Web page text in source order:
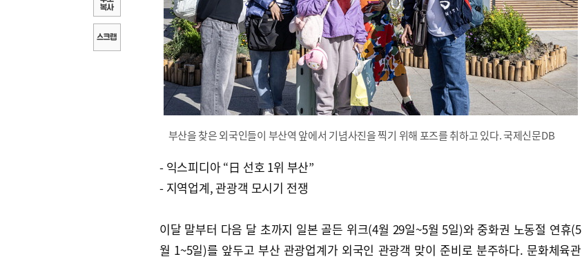
부산을 찾은 외국인들이 부산역 앞에서 기념사진을 찍기 위해 포즈를 취하고 있다. 국제신문DB
- 익스피디아 “日 선호 1위 부산”
- 지역업계, 관광객 모시기 전쟁
이달 말부터 다음 달 초까지 일본 골든 위크(4월 29일~5월 5일)와 중화권 노동절 연휴(5
월 1~5일)를 앞두고 부산 관광업계가 외국인 관광객 맞이 준비로 분주하다. 문화체육관